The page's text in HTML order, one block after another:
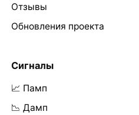
Отзывы
Обновления проекта
Сигналы
📈 Памп
📉 Дамп